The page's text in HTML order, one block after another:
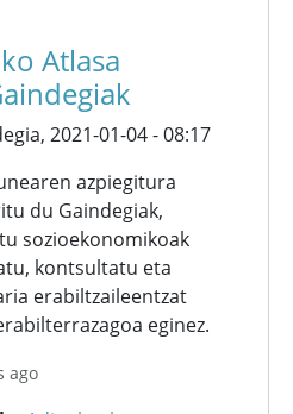
Atlasa
2021-01-04 - 08:17
azpiegitura
du Gaindegiak,
sozioekonomikoak
kontsultatu eta
erabiltzaileentzat
eginez.
ago